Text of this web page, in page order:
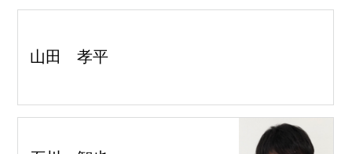
山田 孝平